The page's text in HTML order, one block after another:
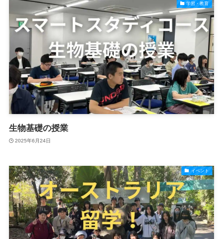
学習・教育
生物基礎の授業
2025年6月24日
イベント